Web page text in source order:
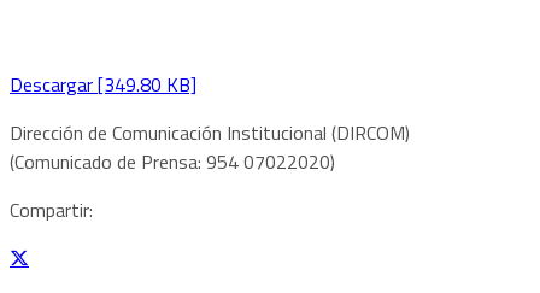
Descargar [349.80 KB]
Dirección de Comunicación Institucional (DIRCOM)
(Comunicado de Prensa: 954 07022020)
Compartir: